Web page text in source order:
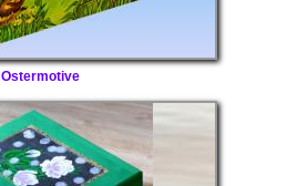
Ostermotive